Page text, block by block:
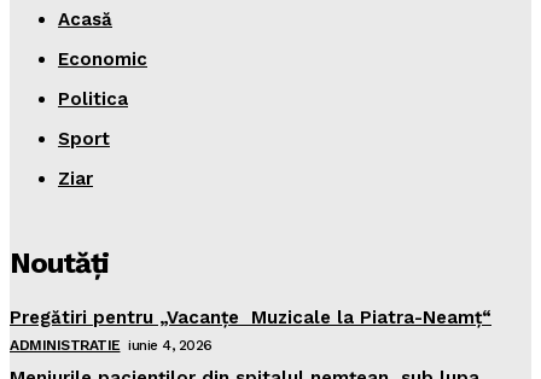
Acasă
Economic
Politica
Sport
Ziar
Noutăţi
Pregătiri pentru „Vacanţe Muzicale la Piatra-Neamţ“
ADMINISTRATIE iunie 4, 2026